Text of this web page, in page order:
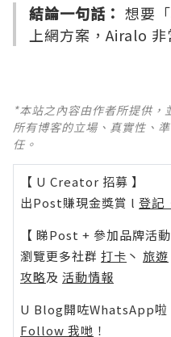
結論一句話： 想要
上網方案，Airalo 非
*本站之內容由作者所提供
所有博客的立場、真實性、
任。
【 U Creator 招募 】
出Post賺現金獎賞 l 登記
【 睇Post + 參加品牌活動
瀏覽更多社群 打卡 丶 旅遊
攻略及 活動情報
U Blog開咗WhatsApp啦
Follow 我哋 ！